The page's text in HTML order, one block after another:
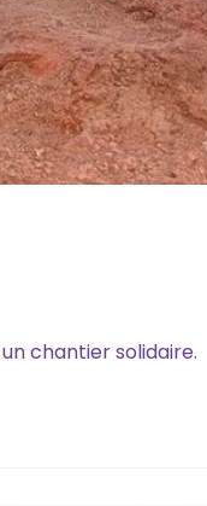
chantier solidaire.